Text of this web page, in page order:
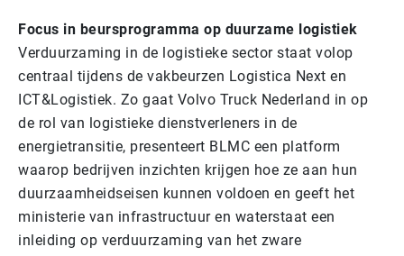
Focus in beursprogramma op duurzame logistiek
Verduurzaming in de logistieke sector staat volop
centraal tijdens de vakbeurzen Logistica Next en
ICT&Logistiek. Zo gaat Volvo Truck Nederland in op
de rol van logistieke dienstverleners in de
energietransitie, presenteert BLMC een platform
waarop bedrijven inzichten krijgen hoe ze aan hun
duurzaamheidseisen kunnen voldoen en geeft het
ministerie van infrastructuur en waterstaat een
inleiding op verduurzaming van het zware